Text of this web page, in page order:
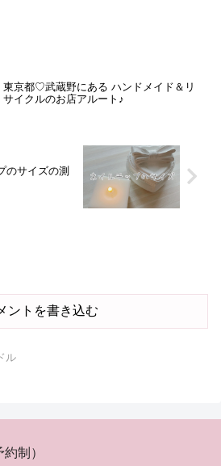
東京都♡武蔵野にある ハンドメイド＆リ
サイクルのお店アルート♪
のサイズの測
ントを書き込む
ル
制）